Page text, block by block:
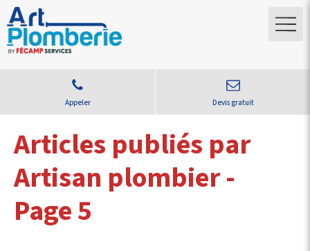
Appeler Devis gratuit
Articles publiés par
Artisan plombier -
Page 5